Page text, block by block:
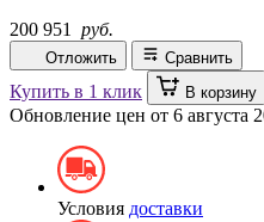
200 951
руб.
Отложить Сравнить
Купить в 1 клик В корзину
Обновление цен от 6 августа
Условия доставки